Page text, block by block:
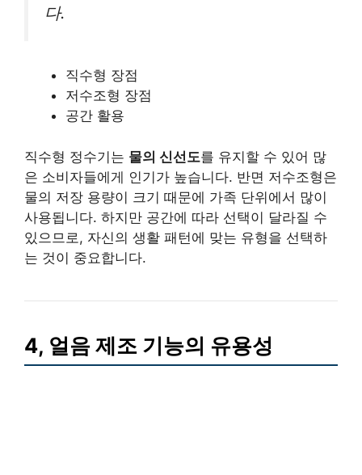
다.
직수형 장점
저수조형 장점
공간 활용
직수형 정수기는 물의 신선도를 유지할 수 있어 많
은 소비자들에게 인기가 높습니다. 반면 저수조형은
물의 저장 용량이 크기 때문에 가족 단위에서 많이
사용됩니다. 하지만 공간에 따라 선택이 달라질 수
있으므로, 자신의 생활 패턴에 맞는 유형을 선택하
는 것이 중요합니다.
4, 얼음 제조 기능의 유용성